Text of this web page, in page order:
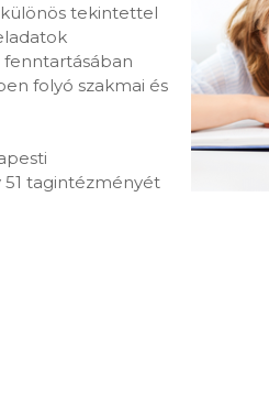
tekintettel
fenntartásában
folyó szakmai és
tagintézményét